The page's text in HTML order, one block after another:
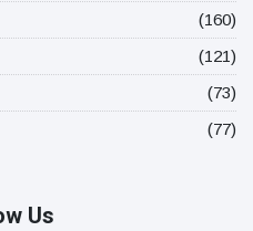
(160)
(121)
(73)
(77)
Us